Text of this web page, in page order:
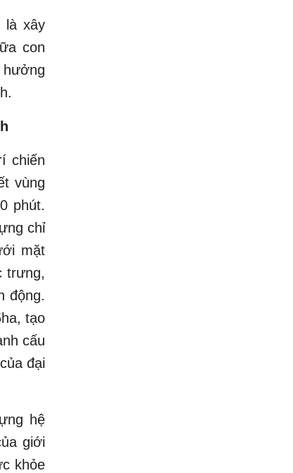
là xây
con
hưởng
chiến
vùng
phút.
chỉ
mặt
trưng,
động.
tạo
cấu
đại
hệ
giới
khỏe